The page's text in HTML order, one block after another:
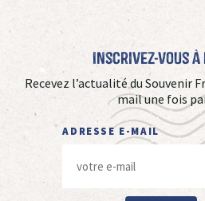
Inscrivez-vous
Recevez l’actualité du Souvenir
mail une fois
ADRESSE E-MAIL